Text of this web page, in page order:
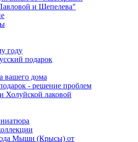
и Шепелева"
году
подарок
вашего дома
- решение проблем
Холуйской лаковой
Мыши (Крысы) от